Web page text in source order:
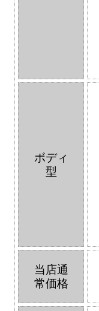
ボディ
型
当店通
常価格